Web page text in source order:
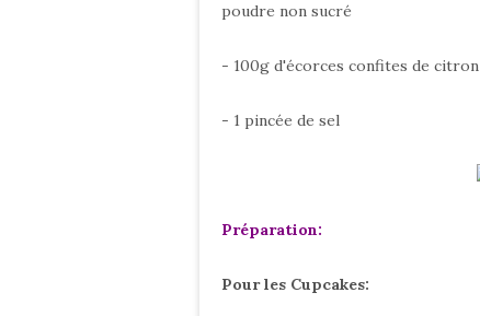
poudre non sucré
- 100g d'écorces confites de citron
- 1 pincée de sel
Préparation:
Pour les Cupcakes: